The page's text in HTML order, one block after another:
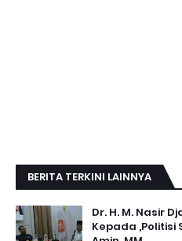
BERITA TERKINI LAINNYA
Dr. H. M. Nasir
Kepada ,Politisi